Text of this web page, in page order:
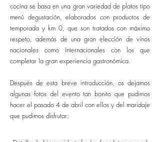
cocina se basa en una gran variedad de platos tipo
menú degustación, elaborados con productos de
temporada y km 0, que son tratados con máximo
respeto, además de una gran elección de vinos
nacionales como internacionales con los que
completar la gran experiencia gastronómica.
Después de esta breve introducción, os dejamos
algunas fotos del evento tan bonito que pudimos
hacer el pasado 4 de abril con ellos y del maridaje
que pudimos disfrutar: